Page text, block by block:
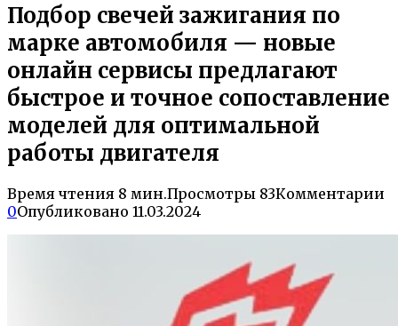
Подбор свечей зажигания по
марке автомобиля — новые
онлайн сервисы предлагают
быстрое и точное сопоставление
моделей для оптимальной
работы двигателя
Время чтения 8 мин.Просмотры 83Комментарии
0Опубликовано 11.03.2024